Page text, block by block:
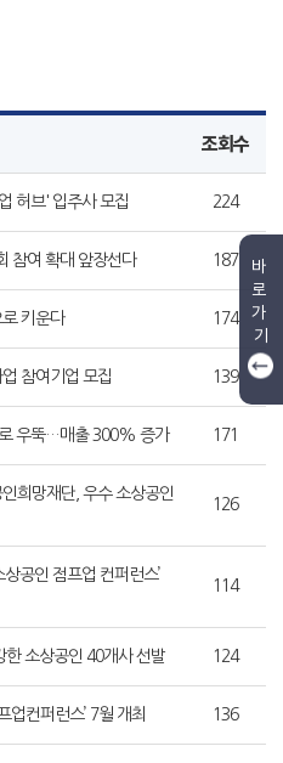
조회수
허브' 입주사 모집 224
참여 확대 앞장선다 187
로 키운다 174
참여기업 모집 139
우뚝…매출 300% 증가 171
희망재단, 우수 소상공인
126
공인 점프업 컨퍼런스’
114
한 소상공인 40개사 선발 124
업컨퍼런스’ 7월 개최 136
바
로
가
기